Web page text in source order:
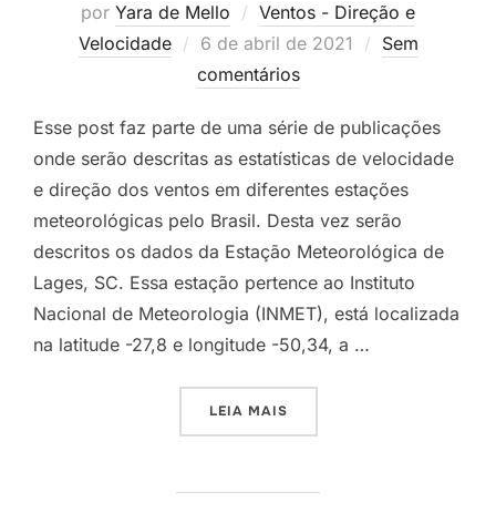
por Yara de Mello
Ventos - Direção e
Velocidade
6 de abril de 2021
Sem
comentários
Esse post faz parte de uma série de publicações
onde serão descritas as estatísticas de velocidade
e direção dos ventos em diferentes estações
meteorológicas pelo Brasil. Desta vez serão
descritos os dados da Estação Meteorológica de
Lages, SC. Essa estação pertence ao Instituto
Nacional de Meteorologia (INMET), está localizada
na latitude -27,8 e longitude -50,34, a …
LEIA MAIS